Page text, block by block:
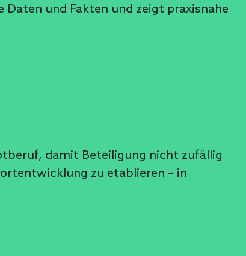
und Fakten und zeigt praxisnahe
damit Beteiligung nicht zufällig
zu etablieren – in